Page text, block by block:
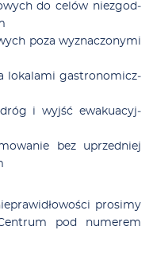
do ce­lów nie­zgod­
po­za wy­zna­czo­ny­mi
lo­ka­la­mi ga­stro­no­micz­
dróg i wyjść ewa­ku­acyj­
bez uprzed­niej
pro­si­my
pod nu­me­rem